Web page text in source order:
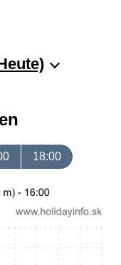
18:00